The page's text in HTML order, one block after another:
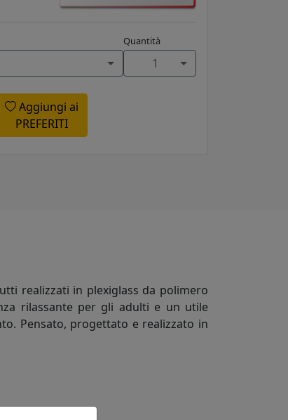
Quantità
1
Aggiungi ai
PREFERITI
realizzati in plexiglass da polimero
rilassante per gli adulti e un utile
Pensato, progettato e realizzato in